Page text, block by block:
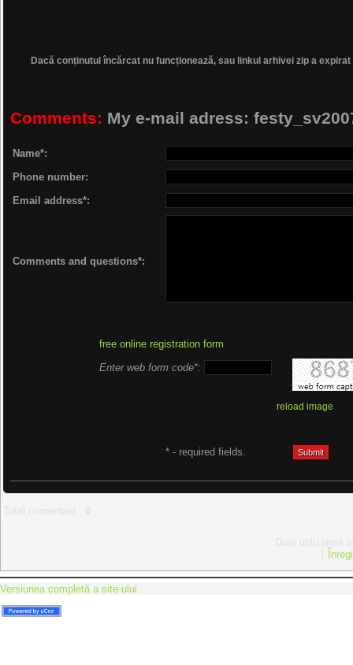
Dacă conținutul încărcat nu funcționează, sau linkul arhivei zip a
Comments: My e-mail adress:
Name*:
Phone number:
Email address*:
Comments and questions*:
free online registration form
Enter web form code*:
reload image
* - required fields.
Versiunea completă a site-ului